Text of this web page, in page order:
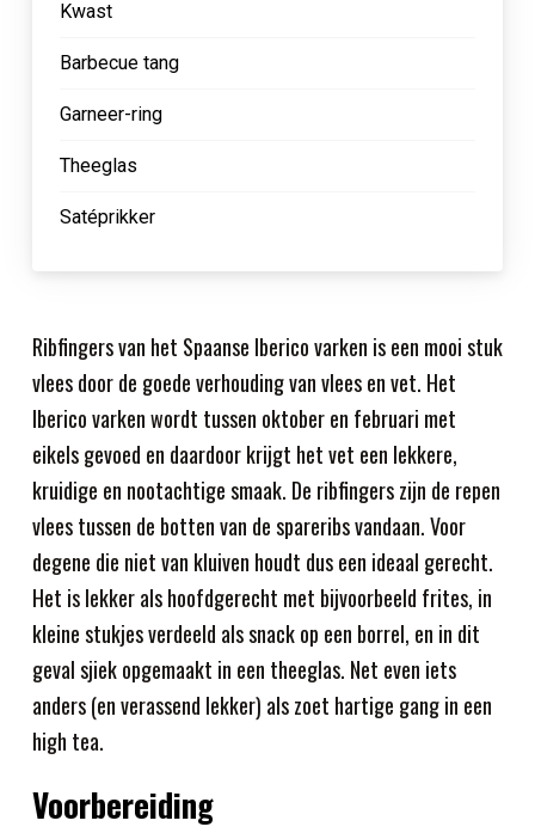
Ribfingers van het Spaanse Iberico varken is een mooi stuk
vlees door de goede verhouding van vlees en vet. Het
Iberico varken wordt tussen oktober en februari met
eikels gevoed en daardoor krijgt het vet een lekkere,
kruidige en nootachtige smaak. De ribfingers zijn de repen
vlees tussen de botten van de spareribs vandaan. Voor
degene die niet van kluiven houdt dus een ideaal gerecht.
Het is lekker als hoofdgerecht met bijvoorbeeld frites, in
kleine stukjes verdeeld als snack op een borrel, en in dit
geval sjiek opgemaakt in een theeglas. Net even iets
anders (en verassend lekker) als zoet hartige gang in een
high tea.
Voorbereiding
Kwast
Barbecue tang
Garneer-ring
Theeglas
Satéprikker